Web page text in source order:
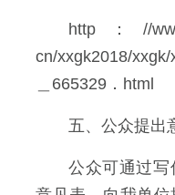
http：//
cn/xxgk2018/
＿665329．html
五、公众提出
公众可通过写